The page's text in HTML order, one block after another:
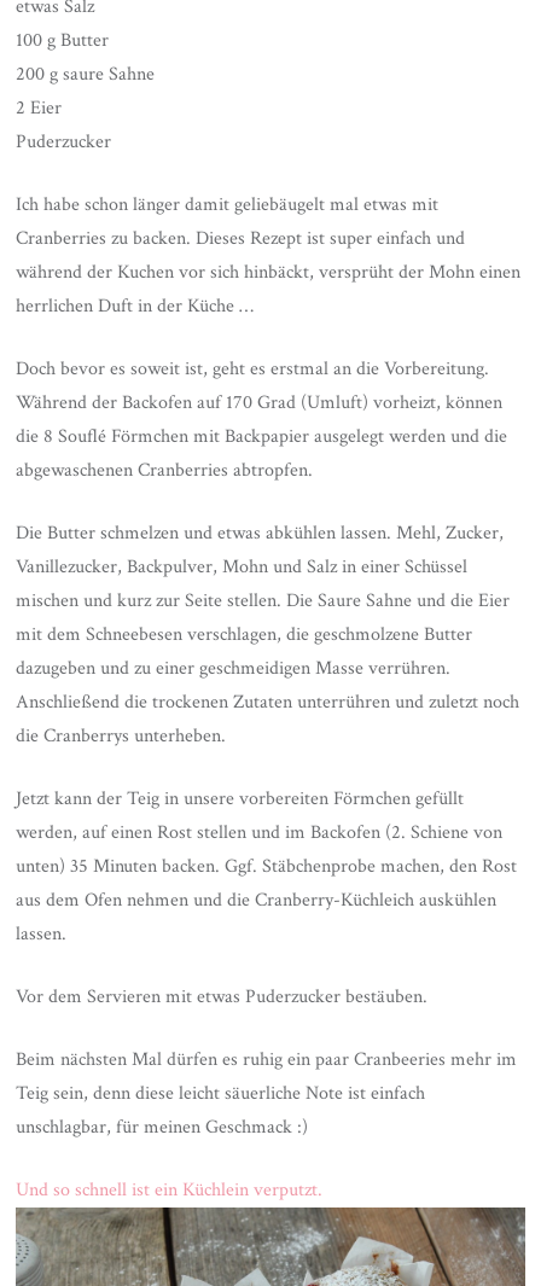
etwas Salz
100 g Butter
200 g saure Sahne
2 Eier
Puderzucker
Ich habe schon länger damit geliebäugelt mal etwas mit
Cranberries zu backen. Dieses Rezept ist super einfach und
während der Kuchen vor sich hinbäckt, versprüht der Mohn einen
herrlichen Duft in der Küche …
Doch bevor es soweit ist, geht es erstmal an die Vorbereitung.
Während der Backofen auf 170 Grad (Umluft) vorheizt, können
die 8 Souflé Förmchen mit Backpapier ausgelegt werden und die
abgewaschenen Cranberries abtropfen.
Die Butter schmelzen und etwas abkühlen lassen. Mehl, Zucker,
Vanillezucker, Backpulver, Mohn und Salz in einer Schüssel
mischen und kurz zur Seite stellen. Die Saure Sahne und die Eier
mit dem Schneebesen verschlagen, die geschmolzene Butter
dazugeben und zu einer geschmeidigen Masse verrühren.
Anschließend die trockenen Zutaten unterrühren und zuletzt noch
die Cranberrys unterheben.
Jetzt kann der Teig in unsere vorbereiten Förmchen gefüllt
werden, auf einen Rost stellen und im Backofen (2. Schiene von
unten) 35 Minuten backen. Ggf. Stäbchenprobe machen, den Rost
aus dem Ofen nehmen und die Cranberry-Küchleich auskühlen
lassen.
Vor dem Servieren mit etwas Puderzucker bestäuben.
Beim nächsten Mal dürfen es ruhig ein paar Cranbeeries mehr im
Teig sein, denn diese leicht säuerliche Note ist einfach
unschlagbar, für meinen Geschmack :)
Und so schnell ist ein Küchlein verputzt.